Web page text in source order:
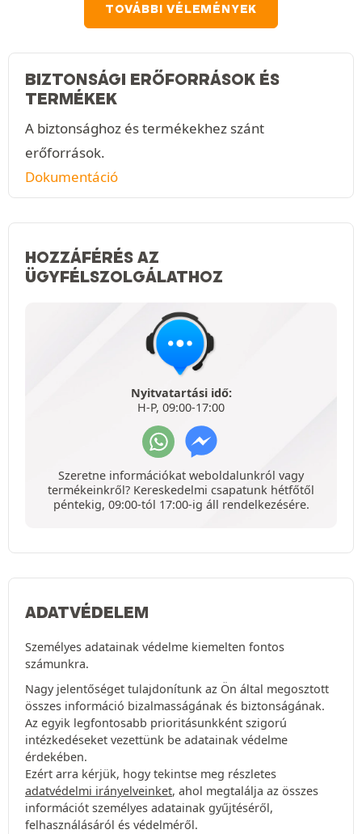
TOVÁBBI VÉLEMÉNYEK
BIZTONSÁGI ERŐFORRÁSOK ÉS
TERMÉKEK
A biztonsághoz és termékekhez szánt
erőforrások.
Dokumentáció
HOZZÁFÉRÉS AZ
ÜGYFÉLSZOLGÁLATHOZ
Nyitvatartási idő:
H-P, 09:00-17:00
Szeretne információkat weboldalunkról vagy
termékeinkről? Kereskedelmi csapatunk hétfőtől
péntekig, 09:00-tól 17:00-ig áll rendelkezésére.
ADATVÉDELEM
Személyes adatainak védelme kiemelten fontos
számunkra.
Nagy jelentőséget tulajdonítunk az Ön által megosztott
összes információ bizalmasságának és biztonságának.
Az egyik legfontosabb prioritásunkként szigorú
intézkedéseket vezettünk be adatainak védelme
érdekében.
Ezért arra kérjük, hogy tekintse meg részletes
adatvédelmi irányelveinket, ahol megtalálja az összes
információt személyes adatainak gyűjtéséről,
felhasználásáról és védelméről.